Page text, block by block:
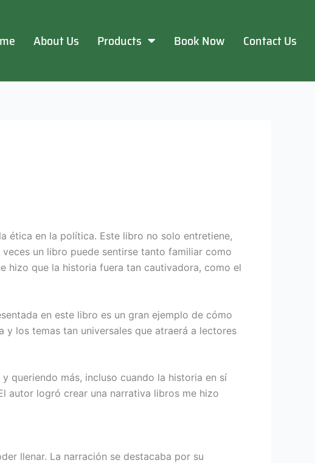
About Us Products Book Now Contact Us
ética en la política. Este libro no solo entretiene,
un libro puede sentirse tanto familiar como
hizo que la historia fuera tan cautivadora, como el
en este libro es un gran ejemplo de cómo
los temas tan universales que atraerá a lectores
queriendo más, incluso cuando la historia en sí
autor logró crear una narrativa libros me hizo
llenar. La narración se destacaba por su